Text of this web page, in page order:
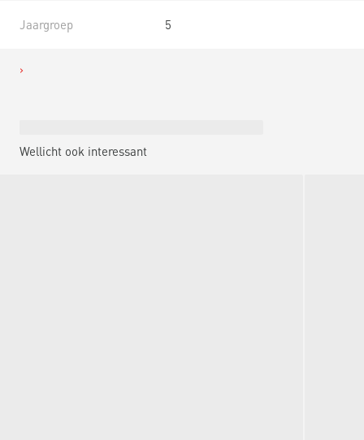
Jaargroep 5
Wellicht ook interessant